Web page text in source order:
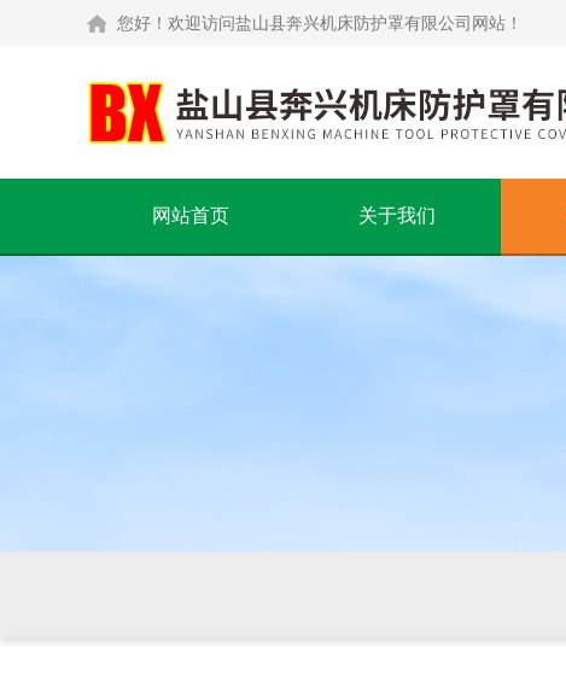
您好！欢迎访问盐山县奔兴机床防护罩有限公司网站！
网站首页 关于我们